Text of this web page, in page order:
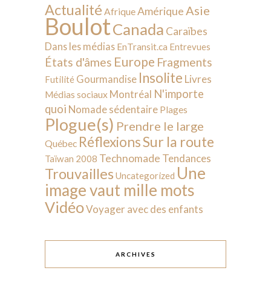
Actualité AfriqueAmérique Asie
BoulotCanada Caraïbes
Dans les médias EnTransit.ca Entrevues
États d'âmes Europe Fragments
Futilité Gourmandise Insolite Livres
Médias sociaux Montréal N'importe
quoi Nomade sédentaire Plages
Plogue(s) Prendre le large
Québec RéflexionsSur la route
Taïwan 2008 Technomade Tendances
Trouvailles Uncategorized Une
image vaut mille mots
VidéoVoyager avec des enfants
ARCHIVES